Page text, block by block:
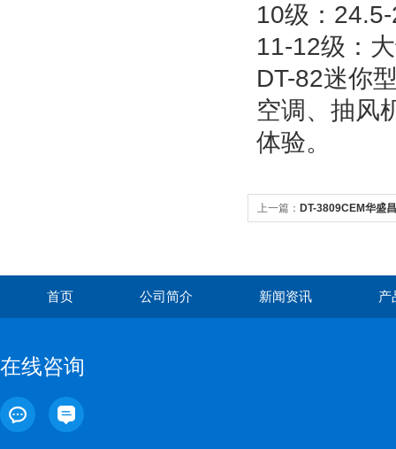
10级：
11-12级：
DT-82迷你
空调、抽风
体验。
上一篇： DT-3809CEM华盛
首页 公司简介 新闻资讯 产
在线咨询